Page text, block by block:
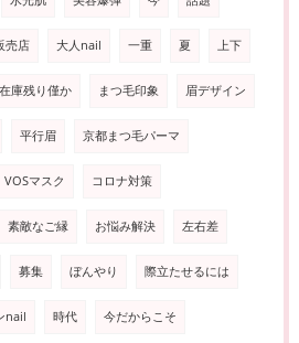
売店 大人nail 一重 夏 上下
在庫残り僅か まつ毛印象 眉デザイン
平行眉 京都まつ毛パーマ
VOSマスク コロナ対策
素敵なご縁 お悩み解決 左右差
募集 ぼんやり 際立たせるには
nail 時代 今だからこそ